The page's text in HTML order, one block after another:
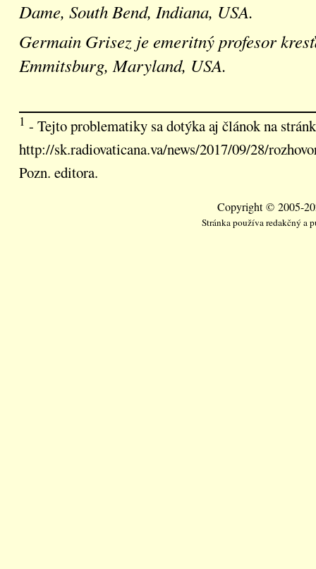
Dame, South Bend, Indiana, USA.
Germain Grisez je emeritný profesor
Emmitsburg, Maryland, USA.
1 - Tejto problematiky sa dotýka aj článok na
http://sk.radiovaticana.va/news/2017/09/28/
Pozn. editora.
Copyright © 2005-
Stránka používa redakčný a